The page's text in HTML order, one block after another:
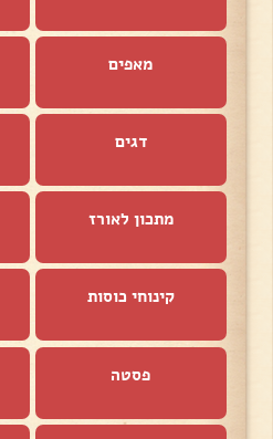
מאפים
דגים
מתכון לאורז
קינוחי כוסות
פסטה